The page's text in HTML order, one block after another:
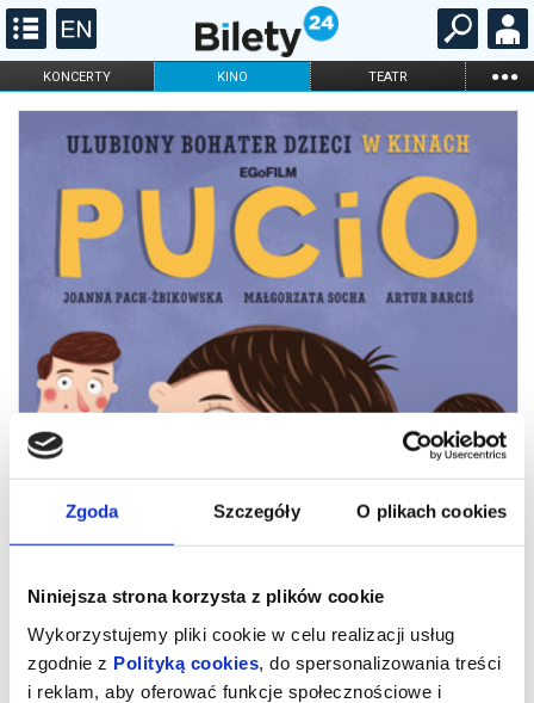
Zgoda Szczegóły O plikach cookies
Niniejsza strona korzysta z plików cookie
Wykorzystujemy pliki cookie w celu realizacji usług
zgodnie z Polityką cookies , do spersonalizowania treści
i reklam, aby oferować funkcje społecznościowe i
KONCERTY KINO TEATR ...
FILHARMONIA OPERA I BALET
DLA DZIECI
ONLINE KARNETY